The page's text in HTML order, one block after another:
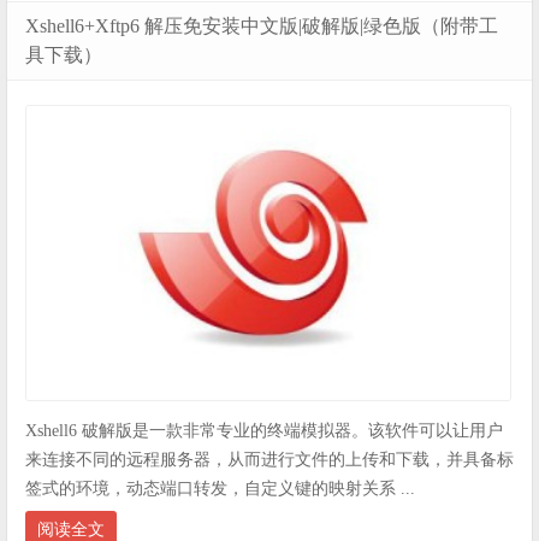
Xshell6+Xftp6 解压免安装中文版|破解版|绿色版（附带工
具下载）
Xshell6 破解版是一款非常专业的终端模拟器。该软件可以让用户
来连接不同的远程服务器，从而进行文件的上传和下载，并具备标
签式的环境，动态端口转发，自定义键的映射关系 ...
阅读全文